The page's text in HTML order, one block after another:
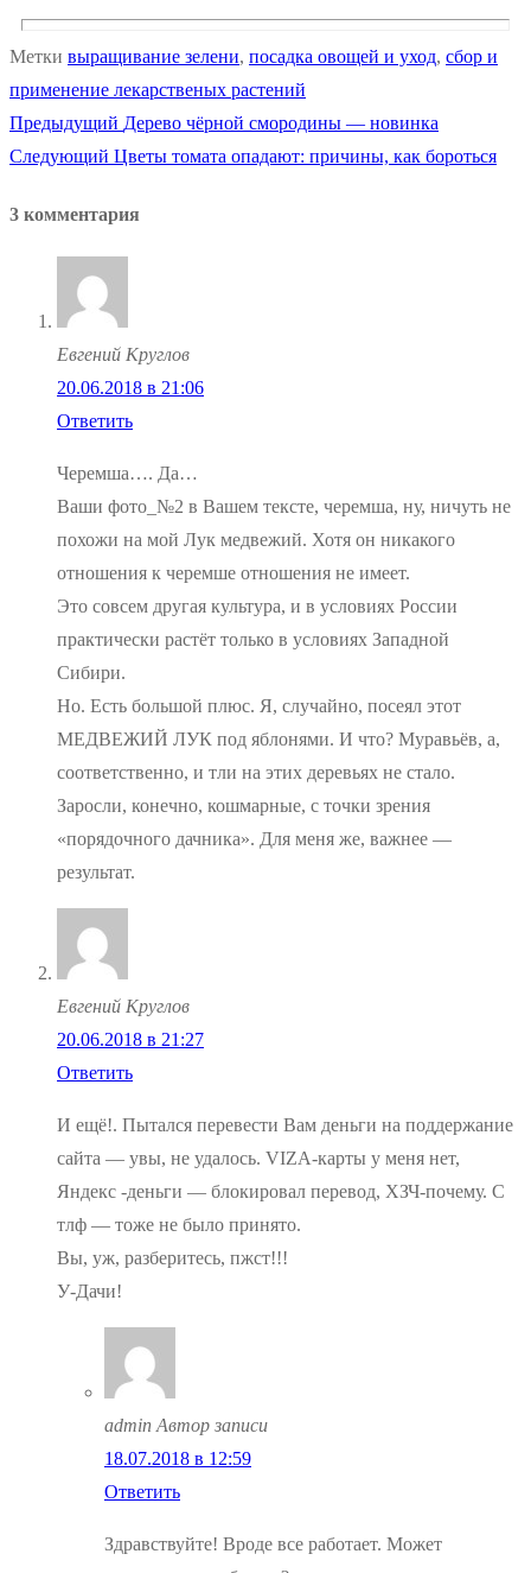
Метки выращивание зелени, посадка овощей и уход, сбор и
применение лекарственых растений
Навигация
записям
Предыдущий Предыдущая
запись:
Дерево чёрной смородины — новинка
Следующий Следующая
Цветы томата опадают: причины, как бороться
3 комментария
Евгений Круглов
20.06.2018 в 21:06
Ответить
Черемша…. Да…
Ваши фото_№2 в Вашем тексте, черемша, ну, ничуть не
похожи на мой Лук медвежий. Хотя он никакого
отношения к черемше отношения не имеет.
Это совсем другая культура, и в условиях России
практически растёт только в условиях Западной
Сибири.
Но. Есть большой плюс. Я, случайно, посеял этот
МЕДВЕЖИЙ ЛУК под яблонями. И что? Муравьёв, а,
соответственно, и тли на этих деревьях не стало.
Заросли, конечно, кошмарные, с точки зрения
«порядочного дачника». Для меня же, важнее —
результат.
Евгений Круглов
20.06.2018 в 21:27
Ответить
И ещё!. Пытался перевести Вам деньги на поддержание
сайта — увы, не удалось. VIZA-карты у меня нет,
Яндекс -деньги — блокировал перевод, ХЗЧ-почему. С
тлф — тоже не было принято.
Вы, уж, разберитесь, пжст!!!
У-Дачи!
adminАвтор записи
18.07.2018 в 12:59
Ответить
Здравствуйте! Вроде все работает. Может